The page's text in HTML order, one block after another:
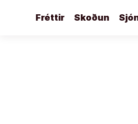
Fréttir Skoðun